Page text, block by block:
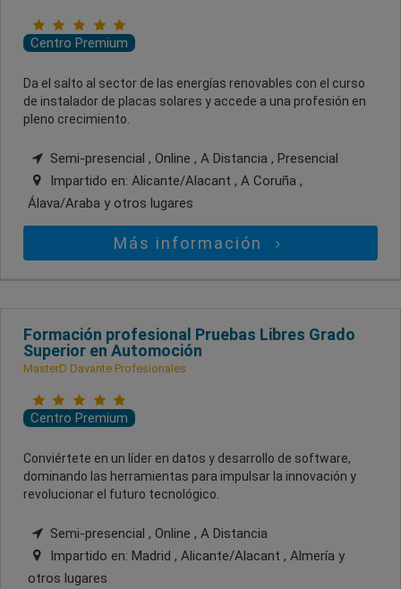
Centro Premium
Da el salto al sector de las energías renovables con el curso
de instalador de placas solares y accede a una profesión en
pleno crecimiento.
Semi-presencial , Online , A Distancia , Presencial
Impartido en: Alicante/Alacant , A Coruña ,
Álava/Araba y otros lugares
Más información
Formación profesional Pruebas Libres Grado
Superior en Automoción
MasterD Davante Profesionales
Centro Premium
Conviértete en un líder en datos y desarrollo de software,
dominando las herramientas para impulsar la innovación y
revolucionar el futuro tecnológico.
Semi-presencial , Online , A Distancia
Impartido en: Madrid , Alicante/Alacant , Almería y
otros lugares